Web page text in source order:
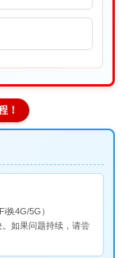
！
换4G/5G）
如果问题持续，请尝